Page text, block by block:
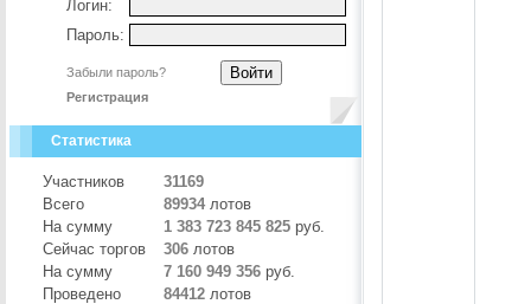
Логин:
Пароль:
Забыли пароль?
Регистрация
Статистика
Участников
31169
Всего
89934 лотов
На сумму
1 383 723 845 825 руб.
Сейчас торгов
306 лотов
На сумму
7 160 949 356 руб.
Проведено
84412 лотов